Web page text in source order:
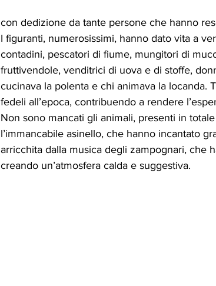
con dedizione da tante persone che hanno
I figuranti, numerosissimi, hanno dato vita a
contadini, pescatori di fiume, mungitori di
fruttivendole, venditrici di uova e di stoffe,
cucinava la polenta e chi animava la
fedeli all’epoca, contribuendo a rendere
Non sono mancati gli animali, presenti in
l’immancabile asinello, che hanno incantato
arricchita dalla musica degli zampognari, che
creando un’atmosfera calda e suggestiva.